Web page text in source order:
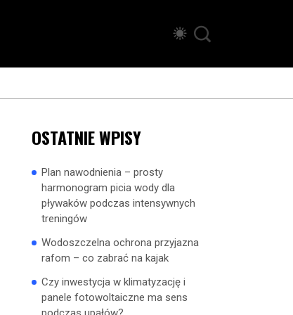
OSTATNIE WPISY
Plan nawodnienia – prosty
harmonogram picia wody dla
pływaków podczas intensywnych
treningów
Wodoszczelna ochrona przyjazna
rafom – co zabrać na kajak
Czy inwestycja w klimatyzację i
panele fotowoltaiczne ma sens